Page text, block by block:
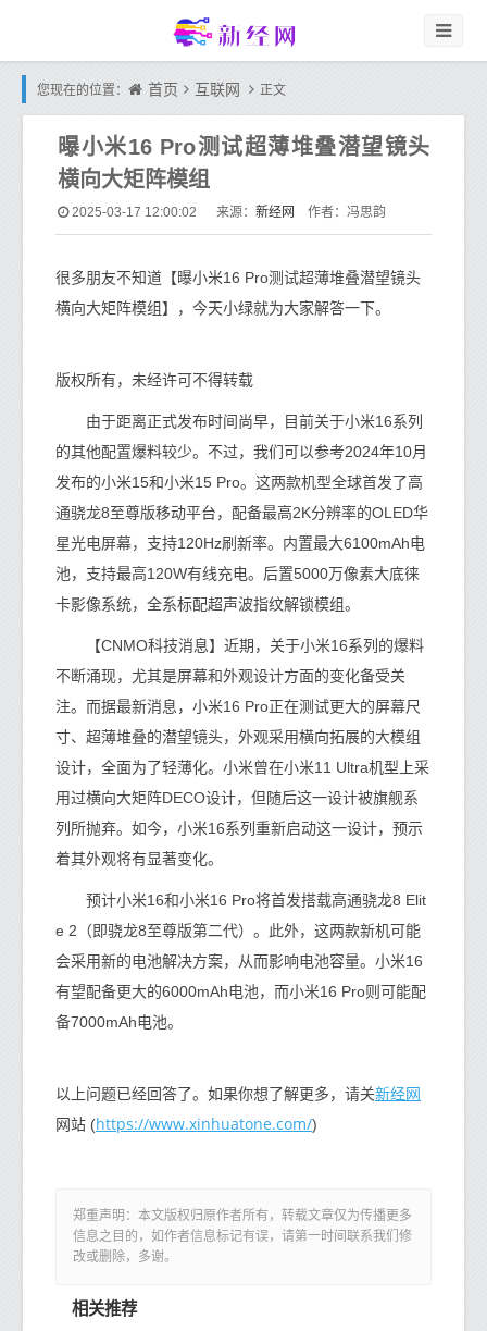
您现在的位置： 首页 互联网 正文
曝小米16 Pro测试超薄堆叠潜望镜头
横向大矩阵模组
2025-03-17 12:00:02 来源： 新经网 作者：冯思韵
很多朋友不知道【曝小米16 Pro测试超薄堆叠潜望镜头
横向大矩阵模组】，今天小绿就为大家解答一下。
版权所有，未经许可不得转载
由于距离正式发布时间尚早，目前关于小米16系列
的其他配置爆料较少。不过，我们可以参考2024年10月
发布的小米15和小米15 Pro。这两款机型全球首发了高
通骁龙8至尊版移动平台，配备最高2K分辨率的OLED华
星光电屏幕，支持120Hz刷新率。内置最大6100mAh电
池，支持最高120W有线充电。后置5000万像素大底徕
卡影像系统，全系标配超声波指纹解锁模组。
【CNMO科技消息】近期，关于小米16系列的爆料
不断涌现，尤其是屏幕和外观设计方面的变化备受关
注。而据最新消息，小米16 Pro正在测试更大的屏幕尺
寸、超薄堆叠的潜望镜头，外观采用横向拓展的大模组
设计，全面为了轻薄化。小米曾在小米11 Ultra机型上采
用过横向大矩阵DECO设计，但随后这一设计被旗舰系
列所抛弃。如今，小米16系列重新启动这一设计，预示
着其外观将有显著变化。
预计小米16和小米16 Pro将首发搭载高通骁龙8 Elit
e 2（即骁龙8至尊版第二代）。此外，这两款新机可能
会采用新的电池解决方案，从而影响电池容量。小米16
有望配备更大的6000mAh电池，而小米16 Pro则可能配
备7000mAh电池。
以上问题已经回答了。如果你想了解更多，请关新经网
网站 (https://www.xinhuatone.com/)
郑重声明：本文版权归原作者所有，转载文章仅为传播更多
信息之目的，如作者信息标记有误，请第一时间联系我们修
改或删除，多谢。
相关推荐